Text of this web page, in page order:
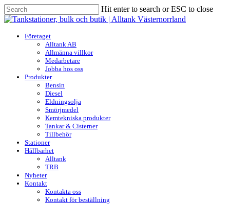
Skip
to
content
Hit enter to search or ESC to close
Close
search
Menu
Företaget
Alltank AB
Allmänna villkor
Medarbetare
Jobba hos oss
Produkter
Bensin
Diesel
Eldningsolja
Smörjmedel
Kemtekniska produkter
Tankar & Cisterner
Tillbehör
Stationer
Hållbarhet
Alltank
TRB
Nyheter
Kontakt
Kontakta oss
Kontakt för beställning